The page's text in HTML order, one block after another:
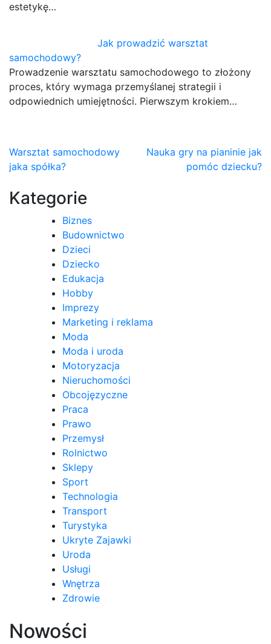
estetykę…
Jak prowadzić warsztat
samochodowy?
Prowadzenie warsztatu samochodowego to złożony
proces, który wymaga przemyślanej strategii i
odpowiednich umiejętności. Pierwszym krokiem…
Nawigacja
wpisu
Warsztat samochodowy
jaka spółka?
Nauka gry na pianinie jak
pomóc dziecku?
Kategorie
Biznes
Budownictwo
Dzieci
Dziecko
Edukacja
Hobby
Imprezy
Marketing i reklama
Moda
Moda i uroda
Motoryzacja
Nieruchomości
Obcojęzyczne
Praca
Prawo
Przemysł
Rolnictwo
Sklepy
Sport
Technologia
Transport
Turystyka
Ukryte Zajawki
Uroda
Usługi
Wnętrza
Zdrowie
Nowości